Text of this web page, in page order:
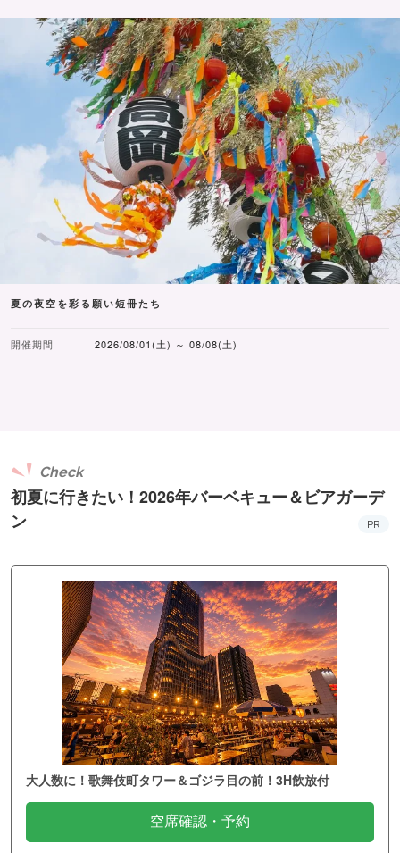
夏の夜空を彩る願い短冊たち
開催期間 2026/08/01(土) ～ 08/08(土)
初夏に行きたい！2026年バーベキュー＆ビアガーデ
ン
Check
PR
大人数に！歌舞伎町タワー＆ゴジラ目の前！3H飲放付
空席確認・予約